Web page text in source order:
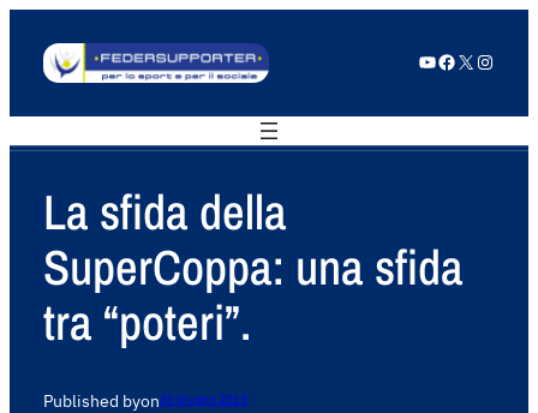
YouTube Facebook X Instagram
La sfida della
SuperCoppa: una sfida
tra “poteri”.
Published byon20 Giugno 2013